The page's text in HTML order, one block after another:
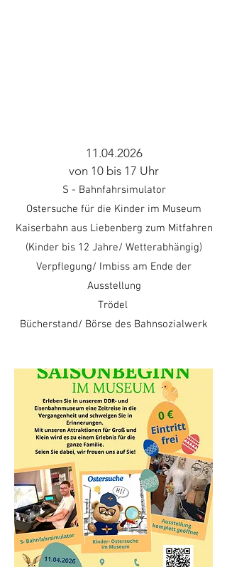
11.04.2026
von 10 bis 17 Uhr
S - Bahnfahrsimulator
Ostersuche für die Kinder im Museum
Kaiserbahn aus Liebenberg zum Mitfahren
(Kinder bis 12 Jahre/ Wetterabhängig)
Verpflegung/ Imbiss am Ende der
Ausstellung
Trödel
Bücherstand/ Börse des Bahnsozialwerk